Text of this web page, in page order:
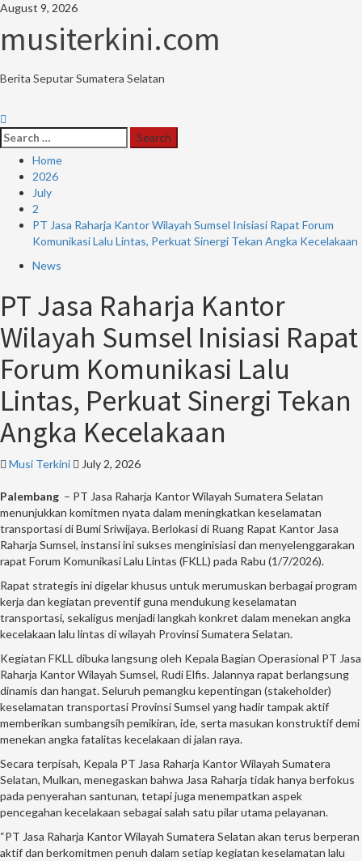
Skip
content
August 9, 2026
musiterkini.com
Berita Seputar Sumatera Selatan
Primary
Menu
Search
for:
Home
2026
July
2
PT Jasa Raharja Kantor Wilayah Sumsel Inisiasi Rapat Forum
Komunikasi Lalu Lintas, Perkuat Sinergi Tekan Angka Kecelakaan
News
PT Jasa Raharja Kantor
Wilayah Sumsel Inisiasi Rapat
Forum Komunikasi Lalu
Lintas, Perkuat Sinergi Tekan
Angka Kecelakaan
Musi Terkini July 2, 2026
Palembang – PT Jasa Raharja Kantor Wilayah Sumatera Selatan
menunjukkan komitmen nyata dalam meningkatkan keselamatan
transportasi di Bumi Sriwijaya. Berlokasi di Ruang Rapat Kantor Jasa
Raharja Sumsel, instansi ini sukses menginisiasi dan menyelenggarakan
rapat Forum Komunikasi Lalu Lintas (FKLL) pada Rabu (1/7/2026).
Rapat strategis ini digelar khusus untuk merumuskan berbagai program
kerja dan kegiatan preventif guna mendukung keselamatan
transportasi, sekaligus menjadi langkah konkret dalam menekan angka
kecelakaan lalu lintas di wilayah Provinsi Sumatera Selatan.
Kegiatan FKLL dibuka langsung oleh Kepala Bagian Operasional PT Jasa
Raharja Kantor Wilayah Sumsel, Rudi Elfis. Jalannya rapat berlangsung
dinamis dan hangat. Seluruh pemangku kepentingan (stakeholder)
keselamatan transportasi Provinsi Sumsel yang hadir tampak aktif
memberikan sumbangsih pemikiran, ide, serta masukan konstruktif demi
menekan angka fatalitas kecelakaan di jalan raya.
Secara terpisah, Kepala PT Jasa Raharja Kantor Wilayah Sumatera
Selatan, Mulkan, menegaskan bahwa Jasa Raharja tidak hanya berfokus
pada penyerahan santunan, tetapi juga menempatkan aspek
pencegahan kecelakaan sebagai salah satu pilar utama pelayanan.
“PT Jasa Raharja Kantor Wilayah Sumatera Selatan akan terus berperan
aktif dan berkomitmen penuh dalam setiap kegiatan keselamatan lalu